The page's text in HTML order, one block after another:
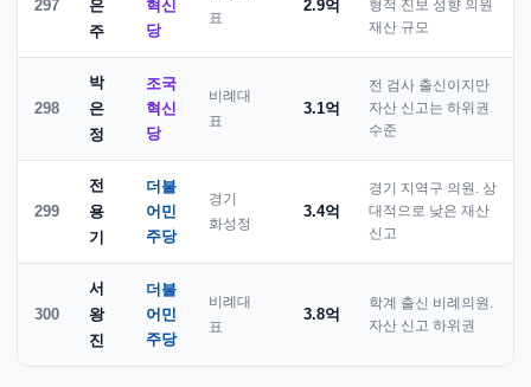
297
은
주
혁신
당
표
2.9억
형적 진보 성향 의원
재산 규모
298
박
은
정
조국
혁신
당
비례대
표
3.1억
전 검사 출신이지만
자산 신고는 하위권
수준
299
전
용
기
더불
어민
주당
경기
화성정
3.4억
경기 지역구 의원. 상
대적으로 낮은 재산
신고
300
서
왕
진
더불
어민
주당
비례대
표
3.8억
학계 출신 비례의원.
자산 신고 하위권